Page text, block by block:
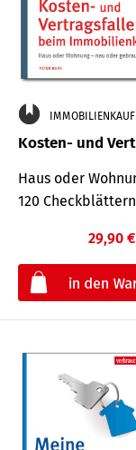
IMMOBILIENKAUF
Kosten- und
Haus oder
120
29,90 €